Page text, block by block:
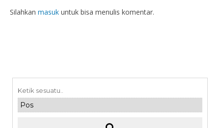
Silahkan masuk untuk bisa menulis komentar.